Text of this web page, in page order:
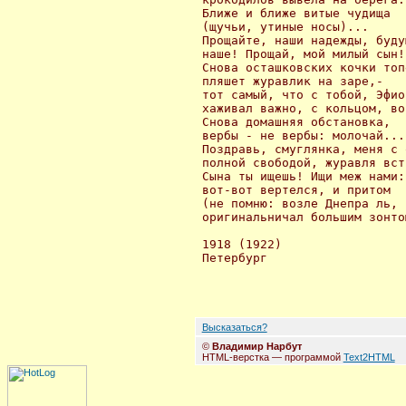
Ближе и ближе витые чудища
(щучьи, утиные носы)...
Прощайте, наши надежды,
наше! Прощай, мой милый
Снова осташковских кочки
пляшет журавлик на заре,-
тот самый, что с тобой,
хаживал важно, с кольцом,
Снова домашняя обстановка,
вербы - не вербы: молочай...
Поздравь, смуглянка, меня с
полной свободой, журавля
Сына ты ищешь! Ищи меж нами:
вот-вот вертелся, и притом
(не помню: возле Днепра ль,
оригинальничал большим
1918 (1922)
Петербург
Высказаться?
© Владимир Нарбут
HTML-верстка — программой Text2HTML